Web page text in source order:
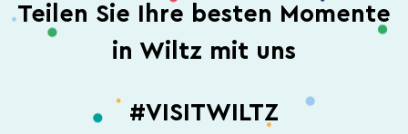
Teilen Sie Ihre besten Momente
in Wiltz mit uns
#VISITWILTZ